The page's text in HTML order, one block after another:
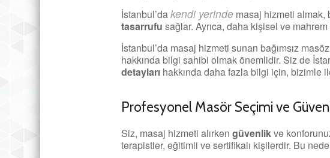
İstanbul’dakendi yerinde masaj hizmeti almak,
tasarrufu sağlar. Ayrıca, daha kişisel ve
İstanbul’da masaj hizmeti sunan bağımsız
hakkında bilgi sahibi olmak önemlidir. Siz de
detayları hakkında daha fazla bilgi için, bizimle
Profesyonel Masör Seçimi ve
Siz, masaj hizmeti alırken güvenlikve
terapistler, eğitimli ve sertifikalı kişilerdir. Bu